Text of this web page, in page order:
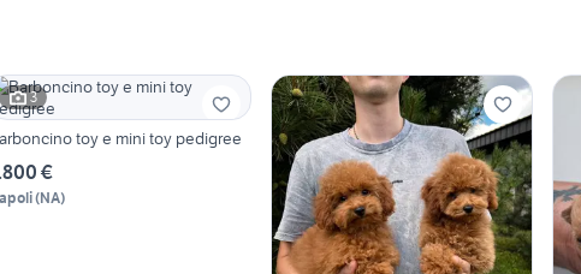
3
toy e mini toy pedigree
€
(NA)